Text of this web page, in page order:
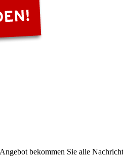
bekommen Sie alle